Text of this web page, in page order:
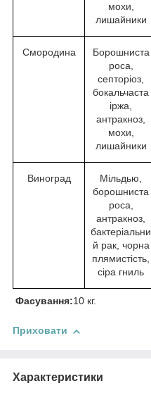
мохи,
лишайники
Смородина
Борошниста
роса,
септоріоз,
бокальчаста
іржа,
антракноз,
мохи,
лишайники
Виноград
Мільдью,
борошниста
роса,
антракноз,
бактеріальни
й рак, чорна
плямистість,
сіра гниль
Фасування:10 кг.
Приховати
Характеристики